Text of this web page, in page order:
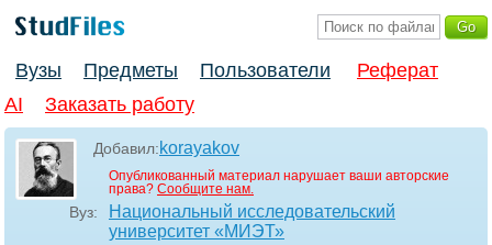
Вузы Предметы Пользователи
Реферат
AI
Заказать работу
Добавил:korayakov
Опубликованный материал нарушает ваши авторские
права? Сообщите нам.
Вуз:
Национальный исследовательский
университет «МИЭТ»